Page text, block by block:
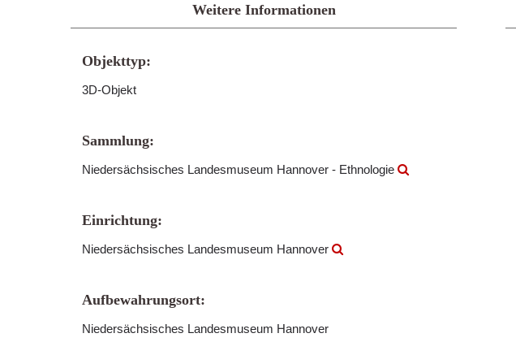
Weitere Informationen
Objekttyp:
3D-Objekt
Sammlung:
Niedersächsisches Landesmuseum Hannover - Ethnologie
Einrichtung:
Niedersächsisches Landesmuseum Hannover
Aufbewahrungsort:
Niedersächsisches Landesmuseum Hannover